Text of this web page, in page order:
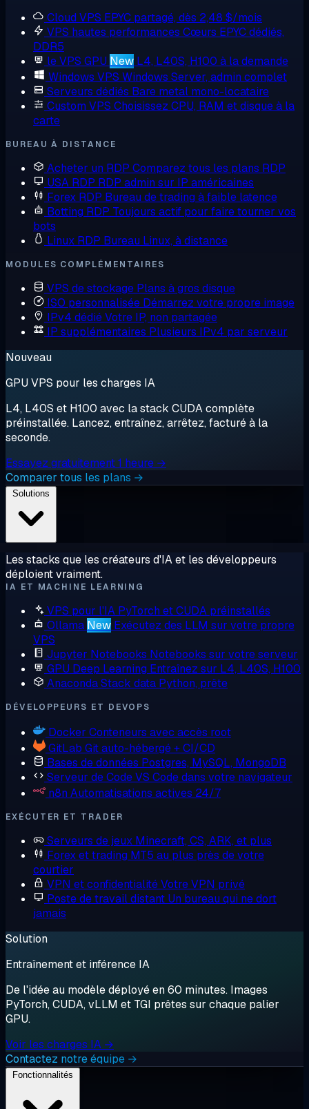
Cloud VPS EPYC partagé, dès 2,48 $/mois
VPS hautes performances Cœurs EPYC dédiés,
DDR5
le VPS GPU New L4, L40S, H100 à la demande
Windows VPS Windows Server, admin complet
Serveurs dédiés Bare metal mono-locataire
Custom VPS Choisissez CPU, RAM et disque à la
carte
BUREAU À DISTANCE
Acheter un RDP Comparez tous les plans RDP
USA RDP RDP admin sur IP américaines
Forex RDP Bureau de trading à faible latence
Botting RDP Toujours actif pour faire tourner vos
bots
Linux RDP Bureau Linux, à distance
MODULES COMPLÉMENTAIRES
VPS de stockage Plans à gros disque
ISO personnalisée Démarrez votre propre image
IPv4 dédiéVotre IP, non partagée
IP supplémentaires Plusieurs IPv4 par serveur
Nouveau
GPU VPS pour les charges IA
L4, L40S et H100 avec la stack CUDA complète
préinstallée. Lancez, entraînez, arrêtez, facturé à la
seconde.
Essayez gratuitement 1 heure →
Comparer tous les plans →
Les stacks que les créateurs d'IA et les développeurs
déploient vraiment.
IA ET MACHINE LEARNING
VPS pour l'IA PyTorch et CUDA préinstallés
Ollama New Exécutez des LLM sur votre propre
VPS
Jupyter Notebooks Notebooks sur votre serveur
GPU Deep Learning Entraînez sur L4, L40S, H100
AnacondaStack data Python, prête
DÉVELOPPEURS ET DEVOPS
Docker Conteneurs avec accès root
GitLab Git auto-hébergé + CI/CD
Bases de données Postgres, MySQL, MongoDB
Serveur de CodeVS Code dans votre navigateur
n8n Automatisations actives 24/7
EXÉCUTER ET TRADER
Serveurs de jeux Minecraft, CS, ARK, et plus
Forex et trading MT5 au plus près de votre
courtier
VPN et confidentialitéVotre VPN privé
Poste de travail distant Un bureau qui ne dort
jamais
Solution
Entraînement et inférence IA
De l'idée au modèle déployé en 60 minutes. Images
PyTorch, CUDA, vLLM et TGI prêtes sur chaque palier
GPU.
Voir les charges IA →
Contactez notre équipe →